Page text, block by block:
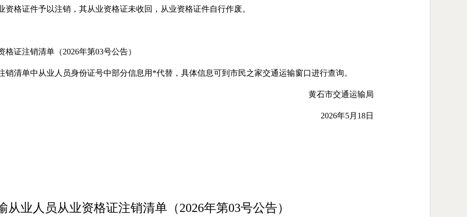
资格证件予以注销，其从业资格证未收回，从业资格证件自行作废。
证注销清单（2026年第03号公告）
销清单中从业人员身份证号中部分信息用*代替，具体信息可到市民之家交通运输窗口进行查询。
黄石市交通运输局
2026年5月18日
从业人员从业资格证注销清单（2026年第03号公告）